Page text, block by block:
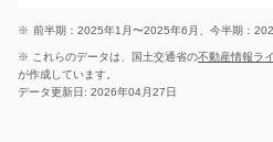
※ 前半期：2025年1月〜2025年6月、今半期：
※ これらのデータは、国土交通省の不動産情報ラ
が作成しています。
データ更新日: 2026年04月27日